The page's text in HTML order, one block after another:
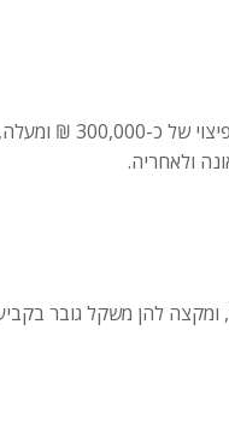
ולאחריה.
להן משקל גובר